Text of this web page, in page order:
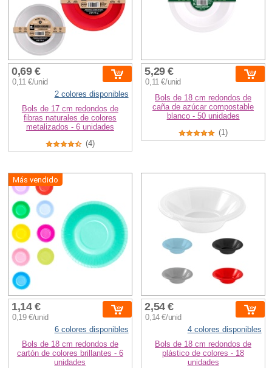
0,69 €
0,11 €/unid
2 colores disponibles
Bols de 17 cm redondos de
fibras naturales de colores
metalizados - 6 unidades
(4)
5,29 €
0,11 €/unid
Bols de 18 cm redondos de
caña de azúcar compostable
blanco - 50 unidades
(1)
Más vendido
1,14 €
0,19 €/unid
6 colores disponibles
Bols de 18 cm redondos de
cartón de colores brillantes - 6
unidades
2,54 €
0,14 €/unid
4 colores disponibles
Bols de 18 cm redondos de
plástico de colores - 18
unidades